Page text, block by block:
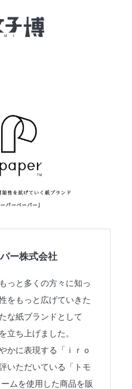
一覧
ワード
ト
法人のみなさまへ
ー株式会社
っと多くの方々に知っ
をもっと広げていきた
な紙ブランドとして
立ち上げました。
かに表現する「ｉｒｏ
いただいている「トモ
ムを使用した商品を販